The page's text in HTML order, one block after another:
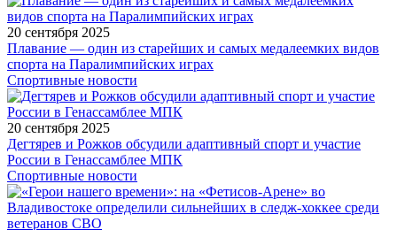
20 сентября 2025
Плавание — один из старейших и самых медалеемких видов
спорта на Паралимпийских играх
Спортивные новости
20 сентября 2025
Дегтярев и Рожков обсудили адаптивный спорт и участие
России в Генассамблее МПК
Спортивные новости